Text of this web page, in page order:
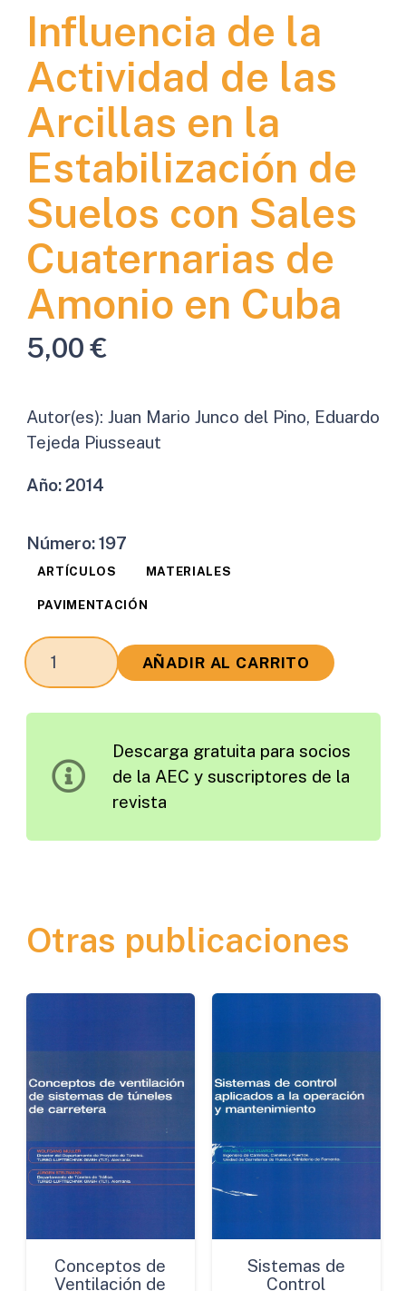
Influencia de la
Actividad de las
Arcillas en la
Estabilización de
Suelos con Sales
Cuaternarias de
Amonio en Cuba
5,00€
Autor(es): Juan Mario Junco del Pino, Eduardo
Tejeda Piusseaut
Año:2014
Número:197
ARTÍCULOS MATERIALES
PAVIMENTACIÓN
Influencia
de
Suelos
con
Amonio
en
Cuba
AÑADIR AL CARRITO
Descarga gratuita para socios
de la AEC y suscriptores de la
revista
Otras publicaciones
Conceptos de
Ventilación de
Sistemas de
Control